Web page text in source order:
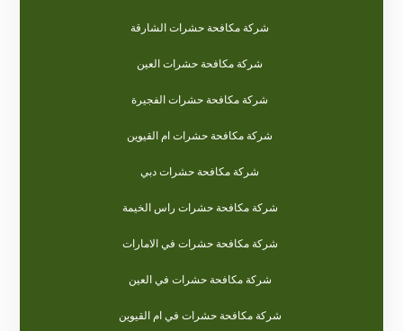
شركة مكافحة حشرات الشارقة
شركة مكافحة حشرات العين
شركة مكافحة حشرات الفجيرة
شركة مكافحة حشرات ام القيوين
شركة مكافحة حشرات دبي
شركة مكافحة حشرات راس الخيمة
شركة مكافحة حشرات في الامارات
شركة مكافحة حشرات في العين
شركة مكافحة حشرات في ام القيوين